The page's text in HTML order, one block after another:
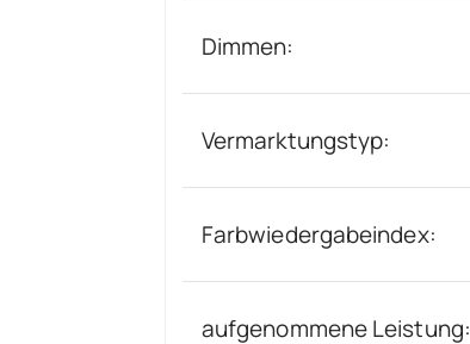
Dimmen:
Vermarktungstyp:
Farbwiedergabeindex:
aufgenommene Leistung: